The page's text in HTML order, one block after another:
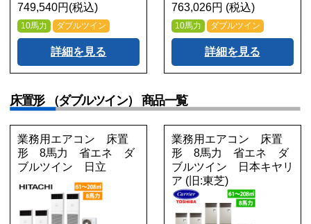
749,540円(税込)
10馬力 ダブルツイン
詳細を見る
763,026円 (税込)
10馬力 ダブルツイン
詳細を見る
床置形 （ダブルツイン） 商品一覧
業務用エアコン 床置
形 8馬力 省エネ ダ
ブルツイン 日立
業務用エアコン 床置
形 8馬力 省エネ ダ
ブルツイン 日本キヤリ
ア (旧:東芝)